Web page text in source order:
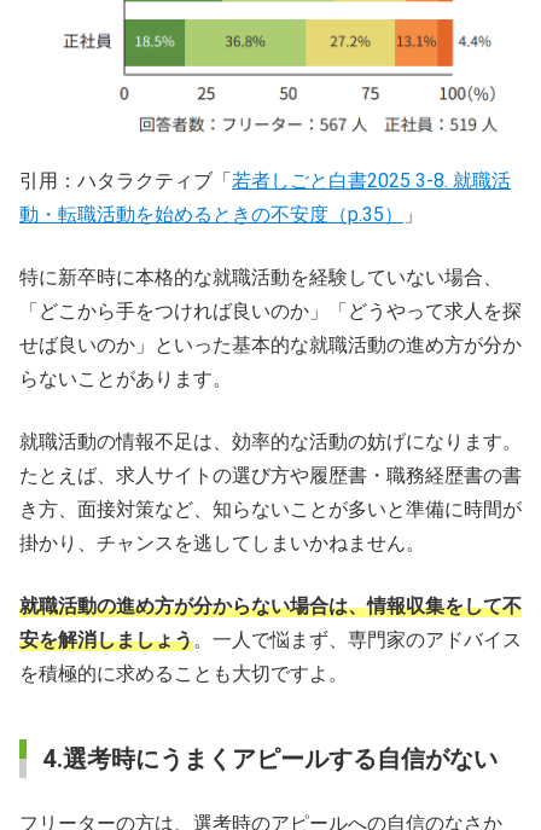
引用：ハタラクティブ「若者しごと白書2025 3-8. 就職活
動・転職活動を始めるときの不安度（p.35）
」
特に新卒時に本格的な就職活動を経験していない場合、
「どこから手をつければ良いのか」「どうやって求人を探
せば良いのか」といった基本的な就職活動の進め方が分か
らないことがあります。
就職活動の情報不足は、効率的な活動の妨げになります。
たとえば、求人サイトの選び方や履歴書・職務経歴書の書
き方、面接対策など、知らないことが多いと準備に時間が
掛かり、チャンスを逃してしまいかねません。
就職活動の進め方が分からない場合は、情報収集をして不
安を解消しましょう。一人で悩まず、専門家のアドバイス
を積極的に求めることも大切ですよ。
4.選考時にうまくアピールする自信がない
フリーターの方は、選考時のアピールへの自信のなさか